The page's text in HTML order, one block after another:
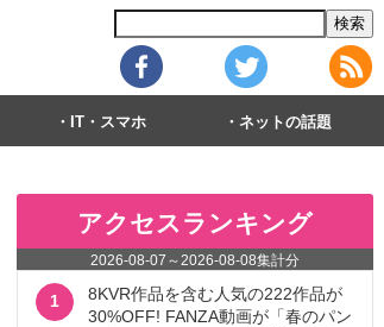
IT・スマホ ネットの話題
アクセスランキング
2026-08-07 ～2026-08-08集計分
1
8KVR作品を含む人気の222作品が
30%OFF! FANZA動画が「春のパン